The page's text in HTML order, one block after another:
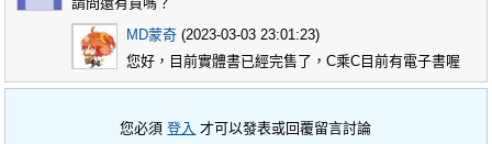
MD蒙奇 (2023-03-03 23:01:23)
您好，目前實體書已經完售了，C乘C目前有電子書喔
您必須登入 才可以發表或回覆留言討論